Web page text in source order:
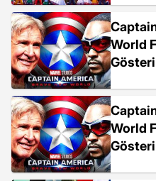
World
World